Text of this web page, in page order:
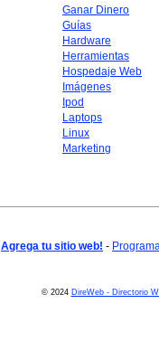
Ganar Dinero
Guías
Hardware
Herramientas
Hospedaje Web
Imágenes
Ipod
Laptops
Linux
Marketing
Agrega tu sitio web! -
© 2024 DireWeb - Directorio